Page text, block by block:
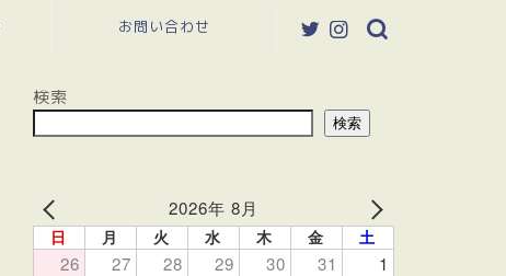
お問い合わせ
検索
検索
2026年 8月
日 月 火 水 木 金 土
26 27 28 29 30 31 1